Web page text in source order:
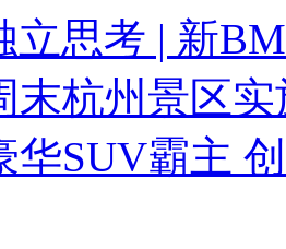
立思考 | 新
末杭州景区
华SUV霸主